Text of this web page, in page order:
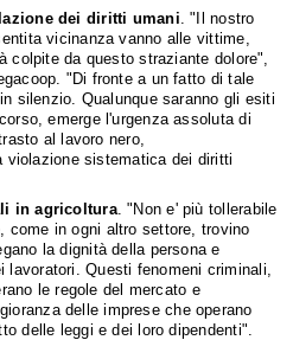
dei diritti umani. "Il nostro
vicinanza vanno alle vittime,
colpite da questo straziante dolore",
"Di fronte a un fatto di tale
silenzio. Qualunque saranno gli esiti
emerge l'urgenza assoluta di
al lavoro nero,
violazione sistematica dei diritti
in agricoltura. "Non e' più tollerabile
come in ogni altro settore, trovino
la dignità della persona e
Questi fenomeni criminali,
le regole del mercato e
delle imprese che operano
delle leggi e dei loro dipendenti".